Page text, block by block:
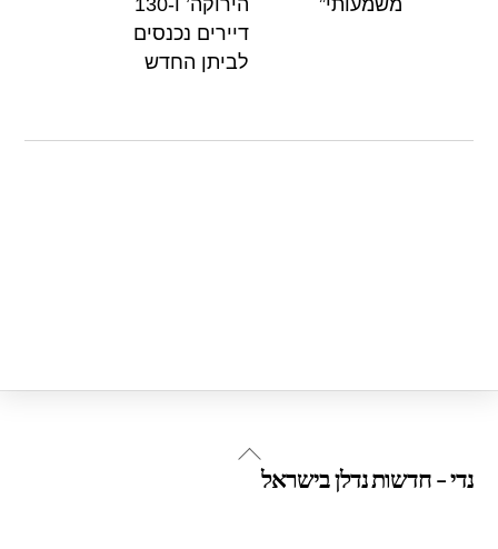
דיירים נכנסים
לביתן החדש
Back
נדי - חדשות נדלן בישראל